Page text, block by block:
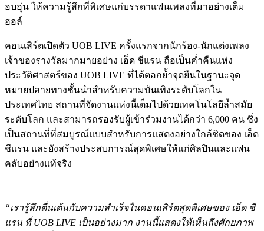
อบอุ่น ให้ความรู้สึกที่พิเศษแก่บรรดาแฟนเพลงที่มาอย่างเต็ม
ฮอล์
คอนเสิร์ตเปิดตัว UOB LIVE ครั้งแรกจากนักร้อง-นักแต่งเพลง
เจ้าของรางวัลมากมายอย่าง เอ็ด ชีแรน ถือเป็นค่ำคืนแห่ง
ประวัติศาสตร์ของ UOB LIVE ที่ได้ตอกย้ำจุดยืนในฐานะจุด
หมายปลายทางชั้นนำสำหรับความบันเทิงระดับโลกใน
ประเทศไทย สถานที่จัดงานแห่งนี้เต็มไปด้วยเทคโนโลยีล้ำสมัย
ระดับโลก และสามารถรองรับผู้เข้าร่วมงานได้กว่า 6,000 คน ซึ่ง
เป็นสถานที่ที่สมบูรณ์แบบสำหรับการแสดงอย่างใกล้ชิดของ เอ็ด
ชีแรน และยังสร้างประสบการณ์สุดพิเศษให้แก่ศิลปินและแฟน
คลับอย่างแท้จริง
“เรารู้สึกตื่นเต้นกับความสำเร็จในคอนเสิร์ตสุดพิเศษของ เอ็ด ชี
แรน ที่ UOB LIVE เป็นอย่างมาก งานนี้แสดงให้เห็นถึงศักยภาพ